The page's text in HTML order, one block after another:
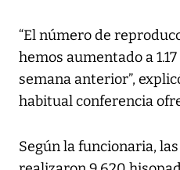
“El número de
hemos aumentado a
semana anterior”,
habitual conferencia
Según la funcionaria,